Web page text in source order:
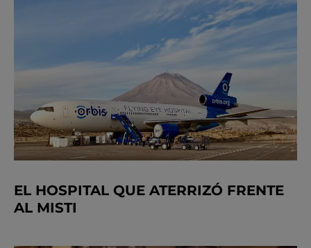
EL HOSPITAL QUE ATERRIZÓ FRENTE
AL MISTI